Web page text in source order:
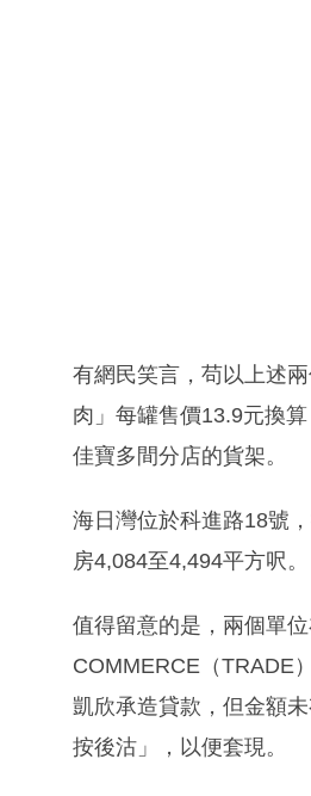
有網民笑言，苟以上述
肉」每罐售價13.9元換
佳寶多間分店的貨架。
海日灣位於科進路18號
房4,084至4,494平方呎。
值得留意的是，兩個單
COMMERCE（TRADE
凱欣承造貸款，但金額
按後沽」，以便套現。